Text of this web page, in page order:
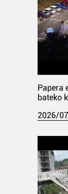
Papera
bateko
2026/